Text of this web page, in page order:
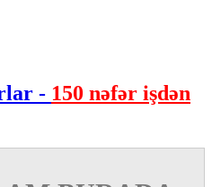
- 150 nəfər işdən